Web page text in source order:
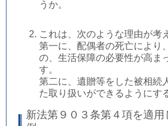
うか。
これは、次のような理由が考
第一に、配偶者の死亡により
の、生活保障の必要性が高ま
す。
第二に、遺贈等をした被相続
た取り扱いができるようにす
新法第９０３条第４項を適用